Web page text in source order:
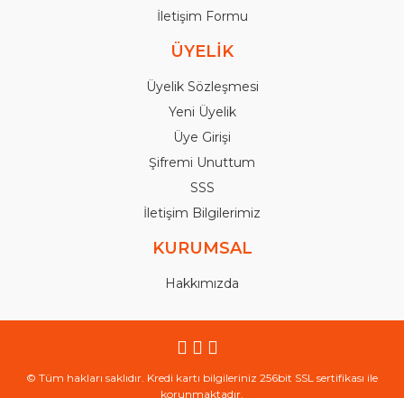
İletişim Formu
ÜYELİK
Üyelik Sözleşmesi
Yeni Üyelik
Üye Girişi
Şifremi Unuttum
SSS
İletişim Bilgilerimiz
KURUMSAL
Hakkımızda
© Tüm hakları saklıdır. Kredi kartı bilgileriniz 256bit SSL sertifikası ile
korunmaktadır.